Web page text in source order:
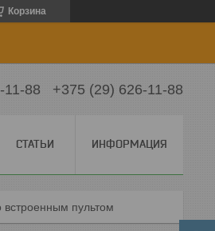
Корзина
11-88 +375 (29) 626-11-88
СТАТЬИ ИНФОРМАЦИЯ
встроенным пультом